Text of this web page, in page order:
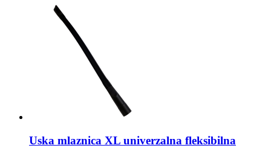
Uska mlaznica XL univerzalna fleksibilna